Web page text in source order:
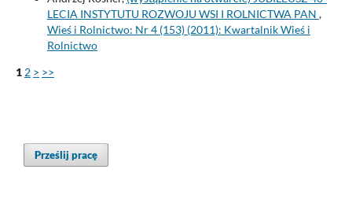
LECIA INSTYTUTU ROZWOJU WSI I ROLNICTWA PAN ,
Wieś i Rolnictwo: Nr 4 (153) (2011): Kwartalnik Wieś i
Rolnictwo
1 2 > >>
Prześlij pracę